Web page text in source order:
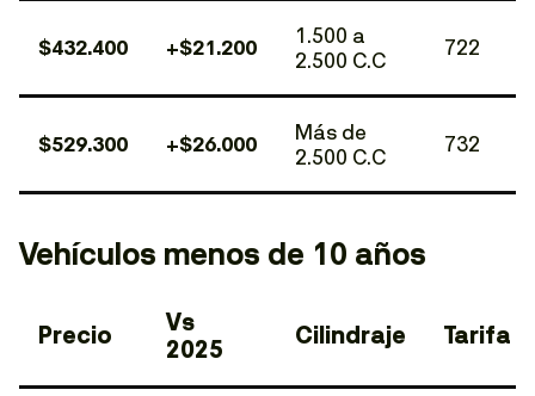
$432.400 +$21.200
1.500 a
2.500 C.C
722
$529.300 +$26.000
Más de
2.500 C.C
732
Vehículos menos de 10 años
Precio
Vs
2025
Cilindraje Tarifa